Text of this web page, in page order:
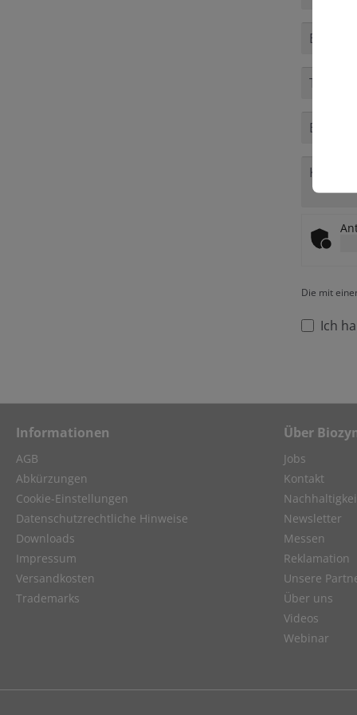
Die mit
Ich
Informationen
AGB
Abkürzungen
Cookie-Einstellungen
Datenschutzrechtliche Hinweise
Downloads
Impressum
Versandkosten
Trademarks
Über
Jobs
Kontakt
Newsletter
Messen
Reklamation
Unsere
Über uns
Videos
Webinar